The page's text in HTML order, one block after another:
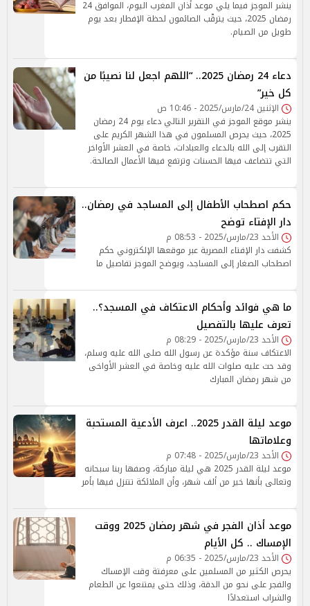
ينشر الموجز فيما يلي موعد أذان المغرب اليوم، الموافق 24
رمضان 2025، حيث يترقّب الصائمون لحظة الإفطار بعد يوم
طويل من الصيام.
دعاء 24 رمضان 2025.. “اللهم اجعل لنا نصيبًا من
كل خير”
الإثنين 24/مارس/2025 - 10:46 ص
ينشر موقع الموجز في التقرير التالي دعاء يوم 24 رمضان
2025، حيث يحرص المسلمون في هذا الشهر الكريم على
التقرب إلى الله بالدعاء والعبادات، خاصة في العشر الأواخر
التي تتضاعف فيها الحسنات وترتفع فيها الأعمال الصالحة.
حكم اصطحاب الأطفال إلى المساجد في رمضان..
دار الإفتاء توضح
الأحد 23/مارس/2025 - 08:53 م
كشفت دار الإفتاء المصرية عبر موقعها الإلكتروني حكم
اصطحاب الصغار إلى المساجد، ويوضح الموجز تفاصيل ما
ما هي فوائد وأحكام الاعتكاف في المسجد؟..
تعرف عليها بالتفصيل
الأحد 23/مارس/2025 - 08:29 م
الاعتكاف سنة مؤكدة عن رسول الله صلى الله عليه وسلم،
وقد حث عليه صلوات الله عليه وخاصة في العشر الأواخى
من شهر رمضان المبارك
موعد ليلة القدر 2025.. اعرف الأدعية المستحبة
وعلاماتها
الأحد 23/مارس/2025 - 07:48 م
موعد ليلة القدر 2025 هي ليلة مباركة، وصفها ربنا سبحانه
وتعالى بأنها خير من ألف شهر، وأن الملائكة تتنزل فيها بأمر
موعد أذان الفجر في شهر رمضان 2025 ووقت
الإمساك .. كل الأيام
الأحد 23/مارس/2025 - 06:35 م
يحرص الكثير من المسلمين على معرفتة وقت الإمساك
والفجر على نحو من الدقة، وذلك حتى يمتنعوا عن الطعام
والشراب استعدادًا